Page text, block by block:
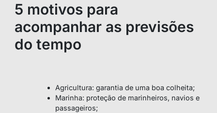
5 motivos para
acompanhar as previsões
do tempo
Agricultura: garantia de uma boa colheita;
Marinha: proteção de marinheiros, navios e
passageiros;